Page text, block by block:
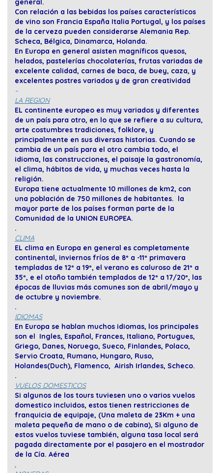
general.
Con relación a las bebidas los países característicos
de vino son Francia España Italia Portugal, y los países
de la cerveza pueden considerarse Alemania Rep.
Scheca, Bélgica, Dinamarca, Holanda.
En Europa en general asisten magníficos quesos,
helados, pastelerías chocolaterías, frutas variadas de
excelente calidad, carnes de baca, de buey, caza, y
excelentes postres variados y de gran creatividad
–
LA REGION
EL continente europeo es muy variados y diferentes
de un país para otro, en lo que se refiere a su cultura,
arte costumbres tradiciones, folklore, y
principalmente en sus diversas historias. Cuando se
cambia de un país para el otro cambia todo, el
idioma, las construcciones, el paisaje la gastronomía,
el clima, hábitos de vida, y muchas veces hasta la
religión.
Europa tiene actualmente 10 millones de km2, con
una población de 750 millones de habitantes. la
mayor parte de los países forman parte de la
Comunidad de la UNION EUROPEA.
.
CLIMA
EL clima en Europa en general es completamente
continental, inviernos fríos de 8º a -11º primavera
templadas de 12º a 19º, el verano es caluroso de 21º a
35º, e el otoño también templados de 12º a 17/20º, las
épocas de lluvias más comunes son de abril/mayo y
de octubre y noviembre.
.
IDIOMAS
En Europa se hablan muchos idiomas, los principales
son el Ingles, Español, Frances, Italiano, Portugues,
Griego, Danes, Noruego, Sueco, Finlandes, Polaco,
Servio Croata, Rumano, Hungaro, Ruso,
Holandes(Duch), Flamenco, Airish Irlandes, Scheco.
.
VUELOS DOMESTICOS
Si algunos de los tours tuviesen uno o varios vuelos
domestico incluidos, estos tienen restricciones de
franquicia de equipaje, (Una maleta de 23Km + una
maleta pequeña de mano o de cabina), Si alguno de
estos vuelos tuviese también, alguna tasa local será
pagada directamente por el pasajero en el mostrador
de la Cía. Aérea
.